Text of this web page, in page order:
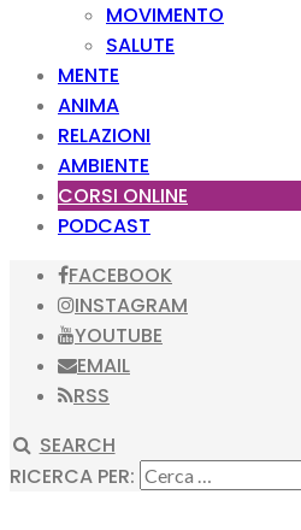
MOVIMENTO
SALUTE
MENTE
ANIMA
RELAZIONI
AMBIENTE
CORSI ONLINE
PODCAST
FACEBOOK
INSTAGRAM
YOUTUBE
EMAIL
RSS
SEARCH
RICERCA PER: